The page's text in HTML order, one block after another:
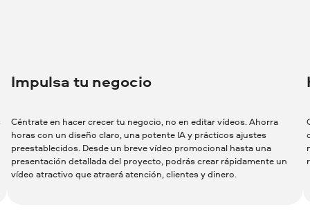
Impulsa tu negocio
Céntrate en hacer crecer tu negocio, no en editar vídeos. Ahorra
horas con un diseño claro, una potente IA y prácticos ajustes
preestablecidos. Desde un breve vídeo promocional hasta una
presentación detallada del proyecto, podrás crear rápidamente un
vídeo atractivo que atraerá atención, clientes y dinero.